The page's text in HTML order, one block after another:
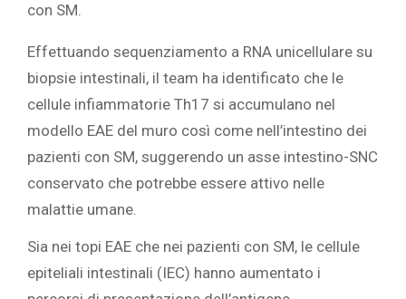
con SM.
Effettuando sequenziamento a RNA unicellulare su
biopsie intestinali, il team ha identificato che le
cellule infiammatorie Th17 si accumulano nel
modello EAE del muro così come nell’intestino dei
pazienti con SM, suggerendo un asse intestino-SNC
conservato che potrebbe essere attivo nelle
malattie umane.
Sia nei topi EAE che nei pazienti con SM, le cellule
epiteliali intestinali (IEC) hanno aumentato i